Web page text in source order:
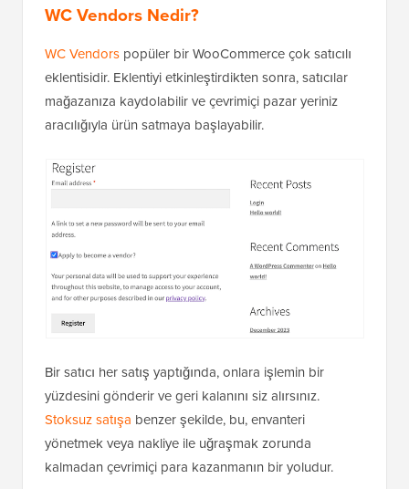
WC Vendors Nedir?
WC Vendors popüler bir WooCommerce çok satıcılı
eklentisidir. Eklentiyi etkinleştirdikten sonra, satıcılar
mağazanıza kaydolabilir ve çevrimiçi pazar yeriniz
aracılığıyla ürün satmaya başlayabilir.
Bir satıcı her satış yaptığında, onlara işlemin bir
yüzdesini gönderir ve geri kalanını siz alırsınız.
Stoksuz satışa benzer şekilde, bu, envanteri
yönetmek veya nakliye ile uğraşmak zorunda
kalmadan çevrimiçi para kazanmanın bir yoludur.